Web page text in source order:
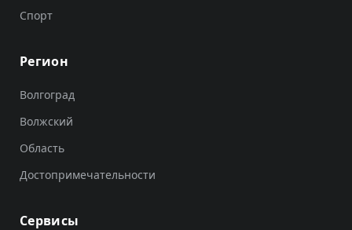
Спорт
Регион
Волгоград
Волжский
Область
Достопримечательности
Сервисы